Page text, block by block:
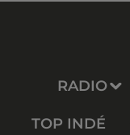
RADIO
TOP INDÉ